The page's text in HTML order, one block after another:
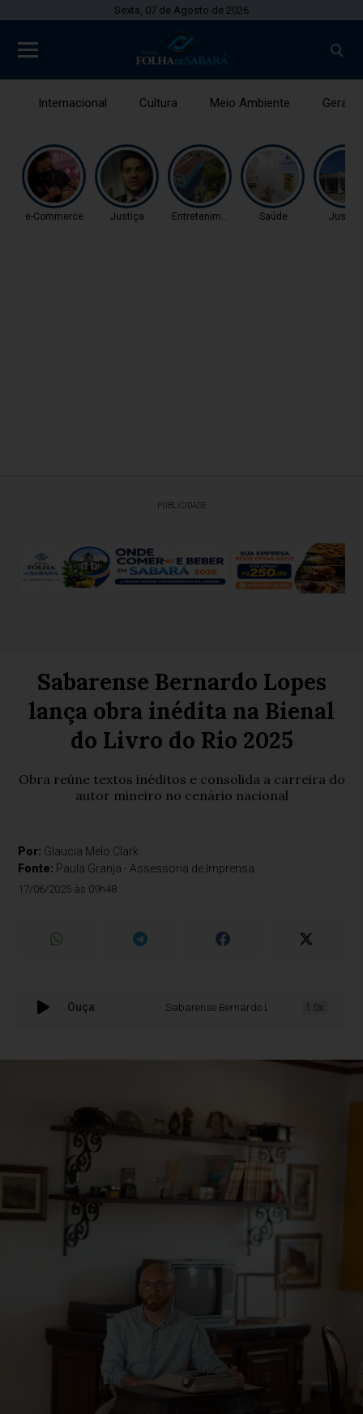
Sexta, 07 de Agosto de 2026
Internacional Cultura Meio Ambiente Gerais
e-Commerce Justiça Entretenimento Saúde Justiça
PUBLICIDADE
Sabarense Bernardo Lopes
lança obra inédita na Bienal
do Livro do Rio 2025
Obra reúne textos inéditos e consolida a carreira do
autor mineiro no cenário nacional
Por: Glaucia Melo Clark
Fonte: Paula Granja - Assessoria de Imprensa
17/06/2025 às 09h48
Ouça: Sabarense Bernardo Lopes lança obra
1.0x